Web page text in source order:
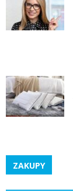
ZAKUPY